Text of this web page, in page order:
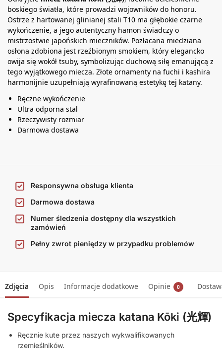
u
boskiego światła, które prowadzi wojowników do honoru.
Ostrze z hartowanej glinianej stali T10 ma głębokie czarne
wykończenie, a jego autentyczny hamon świadczy o
mistrzostwie japońskich mieczników. Pozłacana miedziana
osłona zdobiona jest rzeźbionym smokiem, który elegancko
owija się wokół tsuby, symbolizując duchową siłę emanującą z
tego wyjątkowego miecza. Złote ornamenty na fuchi i kashira
harmonijnie uzupełniają wyrafinowaną estetykę tej katany.
Ręczne wykończenie
Ultra odporna stal
Rzeczywisty rozmiar
Darmowa dostawa
Responsywna obsługa klienta
Darmowa dostawa
Numer śledzenia dostępny dla wszystkich
zamówień
Pełny zwrot pieniędzy w przypadku problemów
Zdjęcia Opis Informacje dodatkowe Opinie 0
Specyfikacja miecza katana Kōki (光輝)
Ręcznie kute przez naszych wykwalifikowanych
rzemieślników.